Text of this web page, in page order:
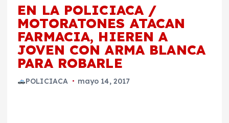
EN LA POLICIACA /
MOTORATONES ATACAN
FARMACIA, HIEREN A
JOVEN CON ARMA BLANCA
PARA ROBARLE
POLICIACA mayo 14, 2017